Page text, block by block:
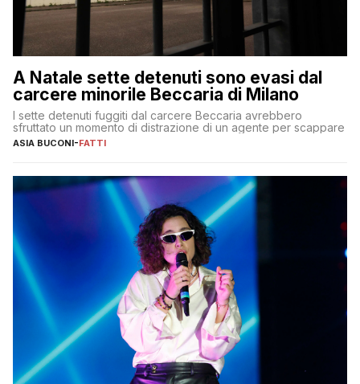
A Natale sette detenuti sono evasi dal
carcere minorile Beccaria di Milano
I sette detenuti fuggiti dal carcere Beccaria avrebbero
sfruttato un momento di distrazione di un agente per scappare
ASIA BUCONI-FATTI